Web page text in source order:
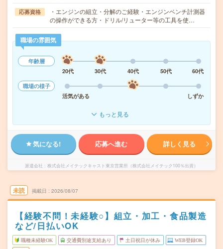
応募資格
・エンジンの組立・分解のご経験・エンジンベンチ計測器
の操作ができる方・ドリル/リューター等の工具を使…
職場の雰囲気
年齢層
20代
30代 40代 50代
60代
職場の様子
活気がある
しずか
もっと見る
気になる! 応募へ進む 詳しく見る
派遣会社 株式会社メイテックキャスト東京営業所（株式会社メイテック100％出資）
未読 掲載日 2026/08/07
【経験不問！未経験○】組立・加工・食品製造
など/日払いOK
職種未経験OK 交通費別途支給あり 土日祝日が休み WEB登録OK